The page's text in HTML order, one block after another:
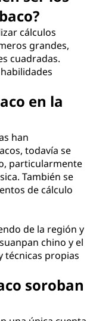
cálculos
grandes,
cuadradas.
en la
han
todavía se
particularmente
También se
de cálculo
de la región y
chino y el
técnicas propias
soroban